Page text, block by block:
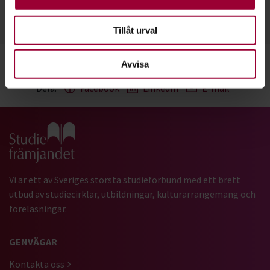
Tillåt urval
Avvisa
Dela: Facebook LinkedIn E-mail
Gå till studiefrämjandets startsida
Vi är ett av Sveriges största studieförbund med ett brett
utbud av studiecirklar, utbildningar, kulturarrangemang och
föreläsningar.
GENVÄGAR
Kontakta oss